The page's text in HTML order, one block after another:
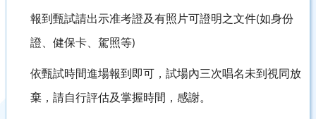
報到甄試請出示准考證及有照片可證明之文件(如身份
證、健保卡、駕照等)
依甄試時間進場報到即可，試場內三次唱名未到視同放
棄，請自行評估及掌握時間，感謝。